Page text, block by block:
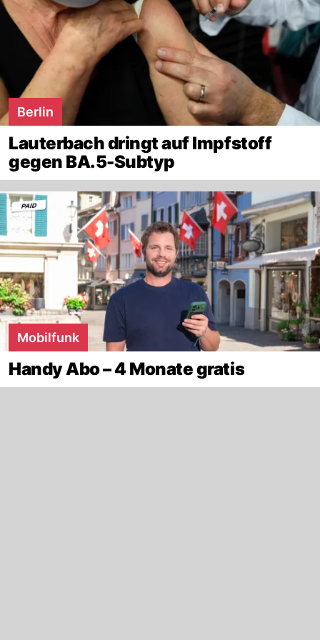
Berlin
Lauterbach dringt auf Impfstoff
gegen BA.5-Subtyp
Mobilfunk
Handy Abo – 4 Monate gratis